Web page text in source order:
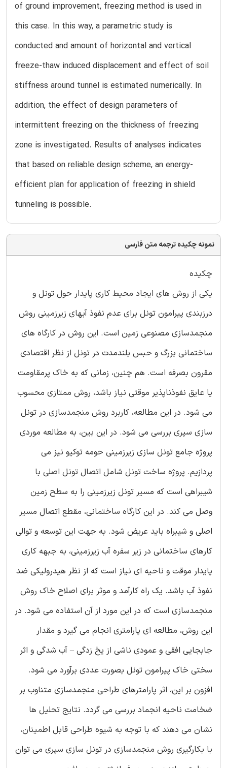
of ground improvement, freezing method is used in
this case. In this way, a parametric study is
conducted and amount of horizontal and vertical
freeze-thaw induced displacement and effect of soil
stiffness around tunnel is estimated numerically. In
addition, the effect of design parameters of
intermittent freezing on the thickness of freezing
zone is investigated. Results of analyses indicates
that based on reliable design scheme, an energy-
efficient plan for application of freezing in shield
tunneling is possible.
نمونه چکیده ترجمه متن فارسی
چکیده
یکی از روش های ایجاد محیط کاری پایدار حول تونل و
درزبندی پیرامون تونل برای عدم نفوذ آبهای زیرزمینی روش
منجمدسازی مصنوعی زمین است. این روش در کارگاه های
ساختمانی بزرگ و حبس بلندمدت در تونل از نظر اقتصادی
مقرون بصرفه است. هم چنین، زمانی که به خاک پرمقاومت
یا عایق نفوذناپذیر موقتی نیاز باشد، روش ممتازی محسوب
می شود. در این مطالعه، کاربرد روش منجمدسازی در تونل
سازی سپری بررسی می شود. در این بین، به مطالعه موردی
پروژه جامع تونل سازی زیرزمینی حومه توکیو نیز می
پردازیم. پروژه ساخت تونل شامل اتصال تونل اصلی با
شیبراهی است که مسیر تونل زیرزمینی را به سطح زمین
وصل می کند. در این کارگاه ساختمانی، مقطع اتصال مسیر
اصلی و شیبراه باید عریض شود. به جهت این توسعه و توالی
کارهای ساختمانی در زیر سفره آب زیرزمینی، به جبهه کاری
پایدار موقت و ناحیه ای نیاز است که از نظر هیدرولیکی ضد
نفوذ آب باشد. یک راه کارآمد و موثر برای اصلاح خاک روش
منجمدسازی است که در این مورد از آن استفاده می شود. در
این روش، مطالعه ای پارامتری انجام می گیرد و مقدار
جابجایی افقی و عمودی ناشی از یخ زدگی – آب شدگی و اثر
سختی خاک پیرامون تونل بصورت عددی برآورد می شود.
افزون بر این، اثر پارامترهای طراحی منجمدسازی متناوب بر
ضخامت ناحیه انجماد بررسی می گردد. نتایج تحلیل ها
نشان می دهند که با توجه به شیوه طراحی قابل اطمینان،
با بکارگیری روش منجمدسازی در تونل سازی سپری می توان